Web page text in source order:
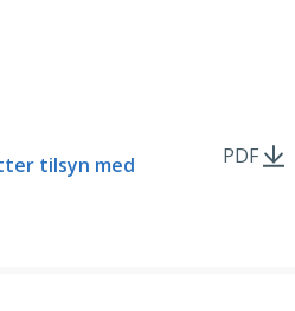
tilsyn med
PDF